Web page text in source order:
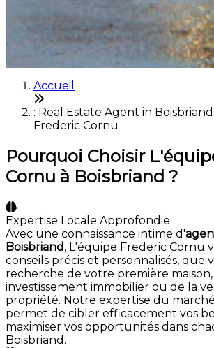
Accueil
: Real Estate Agent in
Frederic Cornu
Pourquoi Choisir
Cornu à Boisbriand ?
Expertise Locale Approfondie
Avec une connaissance intime d'
Boisbriand, L'équipe Frederic Cornu
conseils précis et personnalisés, que
recherche de votre première
investissement immobilier ou de la
propriété. Notre expertise du
permet de cibler efficacement vos
maximiser vos opportunités dans
Boisbriand.